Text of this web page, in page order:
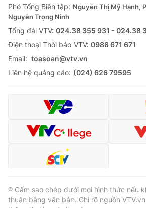
Thị trường
Tư vấn
Lịch phát sóng
Chuyên mục khác
Emagazine Podcast
Video Shorts
VTV Money
VTV Sức khoẻ Bất
Phó Tổng Biên tập: Nguyễn Thị Mỹ Hạnh,
Nguyễn Trọng Ninh
Tổng đài VTV: 024.38 355 931 - 024.38
Ðiện thoại Thời báo VTV: 0988 671 671
Email: toasoan@vtv.vn
Liên hệ quảng cáo: (024) 626 79595
® Cấm sao chép dưới mọi hình thức nếu
thuận bằng văn bản. Ghi rõ nguồn